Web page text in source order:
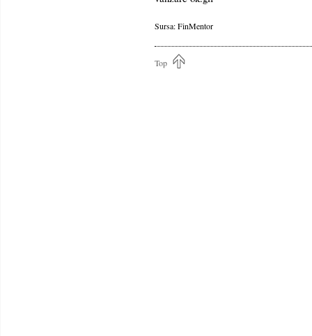
Sursa: FinMentor
Top